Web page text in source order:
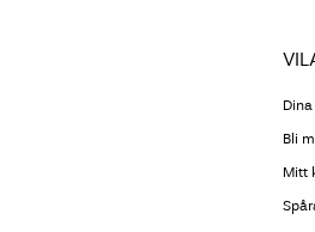
dramatiska ärmar! De tillför en
gör blusar till ett tidlöst och
Eleganta
, långärmade
elegans. I vår kollektion hittar du
Bli
Mitt